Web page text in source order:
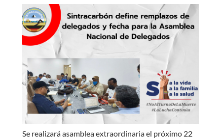
Se realizará asamblea extraordinaria el próximo 22